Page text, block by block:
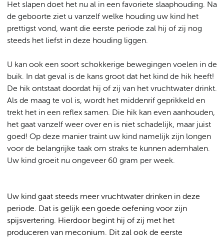
Het slapen doet het nu al in een favoriete slaaphouding. Na
de geboorte ziet u vanzelf welke houding uw kind het
prettigst vond, want die eerste periode zal hij of zij nog
steeds het liefst in deze houding liggen.
U kan ook een soort schokkerige bewegingen voelen in de
buik. In dat geval is de kans groot dat het kind de hik heeft!
De hik ontstaat doordat hij of zij van het vruchtwater drinkt.
Als de maag te vol is, wordt het middenrif geprikkeld en
trekt het in een reflex samen. Die hik kan even aanhouden,
het gaat vanzelf weer over en is niet schadelijk, maar juist
goed! Op deze manier traint uw kind namelijk zijn longen
voor de belangrijke taak om straks te kunnen ademhalen.
Uw kind groeit nu ongeveer 60 gram per week.
Uw kind gaat steeds meer vruchtwater drinken in deze
periode. Dat is gelijk een goede oefening voor zijn
spijsvertering. Hierdoor begint hij of zij met het
produceren van meconium. Dit zal ook de eerste